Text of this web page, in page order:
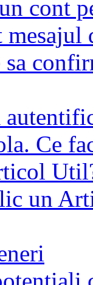
cont
sa
Ce
un